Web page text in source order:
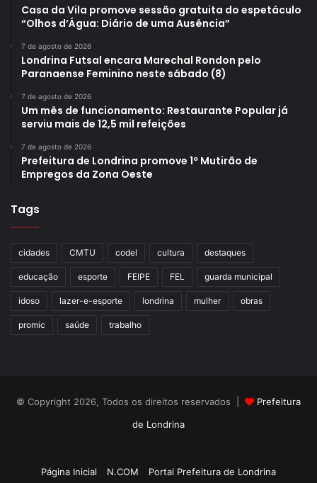
Casa da Vila promove sessão gratuita do espetáculo
“Olhos d’Água: Diário de uma Ausência”
7 de agosto de 2026
Londrina Futsal encara Marechal Rondon pelo
Paranaense Feminino neste sábado (8)
7 de agosto de 2026
Um mês de funcionamento: Restaurante Popular já
serviu mais de 12,5 mil refeições
7 de agosto de 2026
Prefeitura de Londrina promove 1º Mutirão de
Empregos da Zona Oeste
Tags
cidades CMTU codel cultura destaques
educação esporte FEIPE FEL guarda municipal
idoso lazer-e-esporte londrina mulher obras
promic saúde trabalho
© Copyright 2026, Todos os direitos reservados |
Prefeitura
de Londrina
Página Inicial N.COM Portal Prefeitura de Londrina